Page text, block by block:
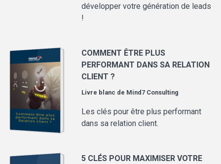
développer votre génération de leads
!
COMMENT ÊTRE PLUS
PERFORMANT DANS SA RELATION
CLIENT ?
Livre blanc de Mind7 Consulting
Les clés pour être plus performant
dans sa relation client.
5 CLÉS POUR MAXIMISER VOTRE